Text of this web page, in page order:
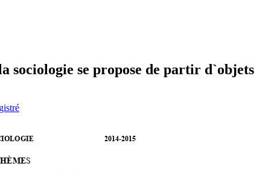
sociologie se propose de partir d`objets
2014-2015
S